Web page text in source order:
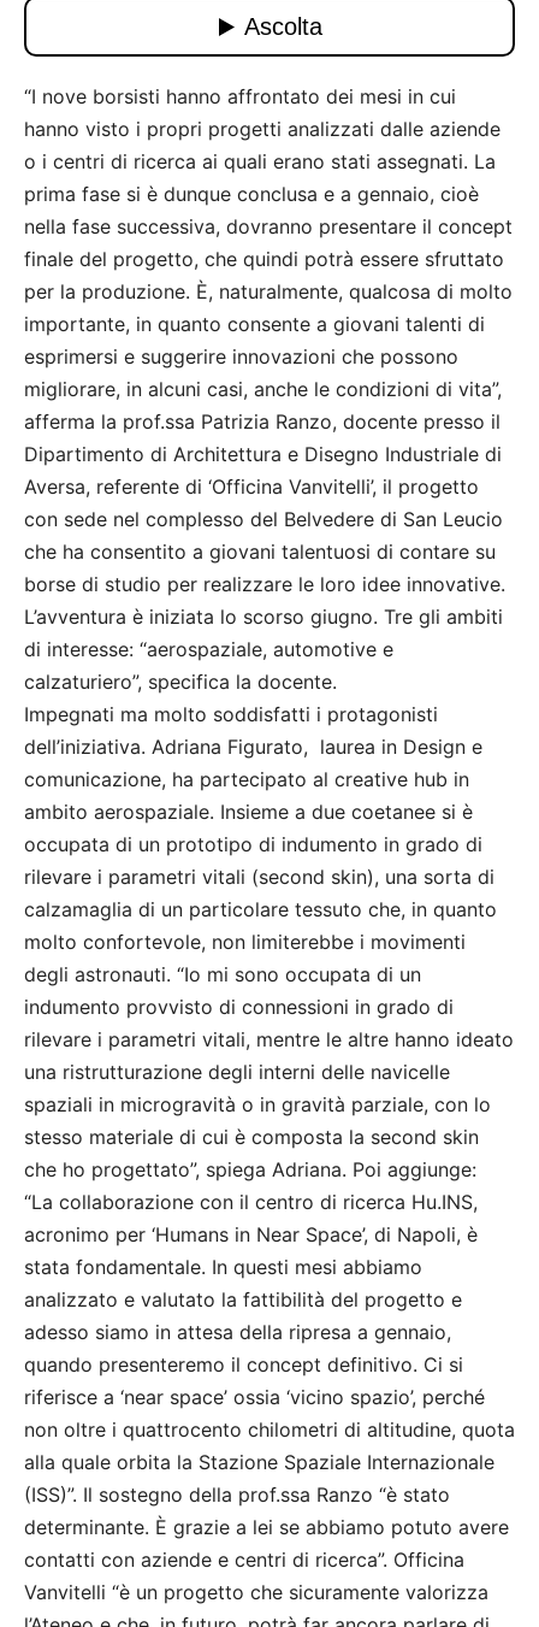
“I nove borsisti hanno affrontato dei mesi in cui
hanno visto i propri progetti analizzati dalle aziende
o i centri di ricerca ai quali erano stati assegnati. La
prima fase si è dunque conclusa e a gennaio, cioè
nella fase successiva, dovranno presentare il concept
finale del progetto, che quindi potrà essere sfruttato
per la produzione. È, naturalmente, qualcosa di molto
importante, in quanto consente a giovani talenti di
esprimersi e suggerire innovazioni che possono
migliorare, in alcuni casi, anche le condizioni di vita”,
afferma la prof.ssa Patrizia Ranzo, docente presso il
Dipartimento di Architettura e Disegno Industriale di
Aversa, referente di ‘Officina Vanvitelli’, il progetto
con sede nel complesso del Belvedere di San Leucio
che ha consentito a giovani talentuosi di contare su
borse di studio per realizzare le loro idee innovative.
L’avventura è iniziata lo scorso giugno. Tre gli ambiti
di interesse: “aerospaziale, automotive e
calzaturiero”, specifica la docente.
Impegnati ma molto soddisfatti i protagonisti
dell’iniziativa. Adriana Figurato, laurea in Design e
comunicazione, ha partecipato al creative hub in
ambito aerospaziale. Insieme a due coetanee si è
occupata di un prototipo di indumento in grado di
rilevare i parametri vitali (second skin), una sorta di
calzamaglia di un particolare tessuto che, in quanto
molto confortevole, non limiterebbe i movimenti
degli astronauti. “Io mi sono occupata di un
indumento provvisto di connessioni in grado di
rilevare i parametri vitali, mentre le altre hanno ideato
una ristrutturazione degli interni delle navicelle
spaziali in microgravità o in gravità parziale, con lo
stesso materiale di cui è composta la second skin
che ho progettato”, spiega Adriana. Poi aggiunge:
“La collaborazione con il centro di ricerca Hu.INS,
acronimo per ‘Humans in Near Space’, di Napoli, è
stata fondamentale. In questi mesi abbiamo
analizzato e valutato la fattibilità del progetto e
adesso siamo in attesa della ripresa a gennaio,
quando presenteremo il concept definitivo. Ci si
riferisce a ‘near space’ ossia ‘vicino spazio’, perché
non oltre i quattrocento chilometri di altitudine, quota
alla quale orbita la Stazione Spaziale Internazionale
(ISS)”. Il sostegno della prof.ssa Ranzo “è stato
determinante. È grazie a lei se abbiamo potuto avere
contatti con aziende e centri di ricerca”. Officina
Vanvitelli “è un progetto che sicuramente valorizza